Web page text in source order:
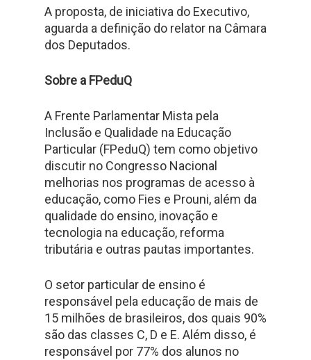
A proposta, de iniciativa do Executivo,
aguarda a definição do relator na Câmara
dos Deputados.
Sobre a FPeduQ
A Frente Parlamentar Mista pela
Inclusão e Qualidade na Educação
Particular (FPeduQ) tem como objetivo
discutir no Congresso Nacional
melhorias nos programas de acesso à
educação, como Fies e Prouni, além da
qualidade do ensino, inovação e
tecnologia na educação, reforma
tributária e outras pautas importantes.
O setor particular de ensino é
responsável pela educação de mais de
15 milhões de brasileiros, dos quais 90%
são das classes C, D e E. Além disso, é
responsável por 77% dos alunos no